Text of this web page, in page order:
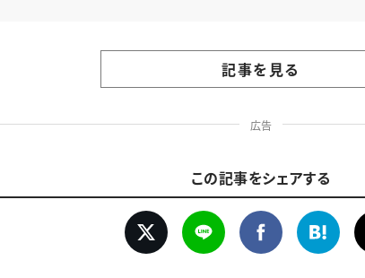
記事を見る
広告
この記事をシェアする